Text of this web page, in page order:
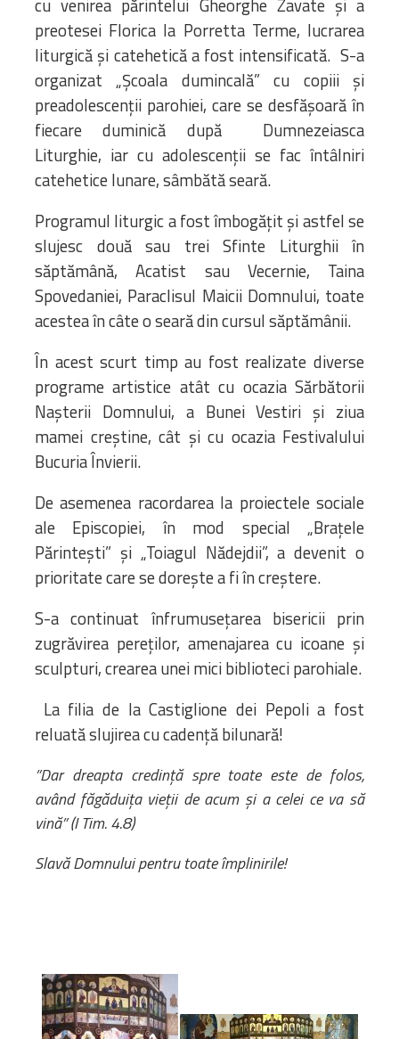
cu venirea părintelui Gheorghe Zavate și a
preotesei Florica la Porretta Terme, lucrarea
liturgică și catehetică a fost intensificată. S-a
organizat „Școala dumincală” cu copiii și
preadolescenții parohiei, care se desfășoară în
fiecare duminică după Dumnezeiasca
Liturghie, iar cu adolescenții se fac întâlniri
catehetice lunare, sâmbătă seară.
Programul liturgic a fost îmbogățit și astfel se
slujesc două sau trei Sfinte Liturghii în
săptămână, Acatist sau Vecernie, Taina
Spovedaniei, Paraclisul Maicii Domnului, toate
acestea în câte o seară din cursul săptămânii.
În acest scurt timp au fost realizate diverse
programe artistice atât cu ocazia Sărbătorii
Nașterii Domnului, a Bunei Vestiri și ziua
mamei creștine, cât și cu ocazia Festivalului
Bucuria Învierii.
De asemenea racordarea la proiectele sociale
ale Episcopiei, în mod special „Brațele
Părintești” și „Toiagul Nădejdii”, a devenit o
prioritate care se dorește a fi în creștere.
S-a continuat înfrumusețarea bisericii prin
zugrăvirea pereților, amenajarea cu icoane și
sculpturi, crearea unei mici biblioteci parohiale.
La filia de la Castiglione dei Pepoli a fost
reluată slujirea cu cadență bilunară!
”Dar dreapta credință spre toate este de folos,
având făgăduița vieții de acum și a celei ce va să
vină” (I Tim. 4.8)
Slavă Domnului pentru toate împlinirile!